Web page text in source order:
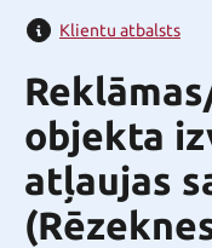
Klientu atbalsts
objekta
atļaujas